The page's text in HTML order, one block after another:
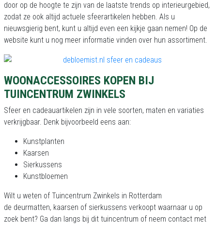
door op de hoogte te zijn van de laatste trends op interieurgebied,
zodat ze ook altijd actuele sfeerartikelen hebben. Als u
nieuwsgierig bent, kunt u altijd even een kijkje gaan nemen! Op de
website kunt u nog meer informatie vinden over hun assortiment.
WOONACCESSOIRES KOPEN BIJ
TUINCENTRUM ZWINKELS
Sfeer en cadeauartikelen zijn in vele soorten, maten en variaties
verkrijgbaar. Denk bijvoorbeeld eens aan:
Kunstplanten
Kaarsen
Sierkussens
Kunstbloemen
Wilt u weten of Tuincentrum Zwinkels in Rotterdam
de deurmatten, kaarsen of sierkussens verkoopt waarnaar u op
zoek bent? Ga dan langs bij dit tuincentrum of neem contact met